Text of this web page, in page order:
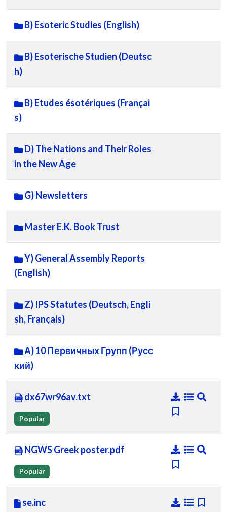
B) Esoteric Studies (English)
B) Esoterische Studien (Deutsc
h)
B) Etudes ésotériques (Françai
s)
D) The Nations and Their Roles
in the New Age
G) Newsletters
Master E.K. Book Trust
Y) General Assembly Reports
(English)
Z) IPS Statutes (Deutsch, Engli
sh, Français)
А) 10 Первичных Групп (Русс
кий)
dx67wr96av.txt
Popular
NGWS Greek poster.pdf
Popular
se.inc